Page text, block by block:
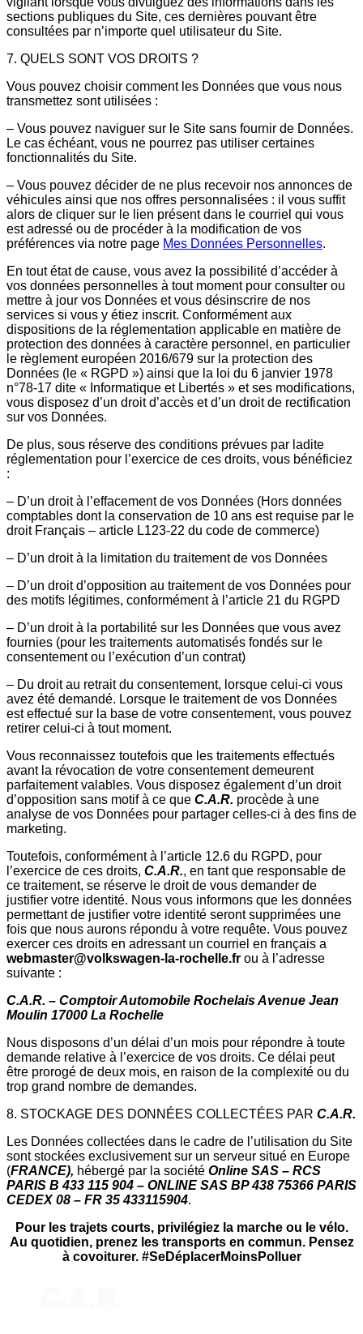
sections publiques du Site, ces dernières pouvant être
consultées par n’importe quel utilisateur du Site.
7. QUELS SONT VOS DROITS ?
Vous pouvez choisir comment les Données que vous nous
transmettez sont utilisées :
– Vous pouvez naviguer sur le Site sans fournir de Données.
Le cas échéant, vous ne pourrez pas utiliser certaines
fonctionnalités du Site.
– Vous pouvez décider de ne plus recevoir nos annonces de
véhicules ainsi que nos offres personnalisées : il vous suffit
alors de cliquer sur le lien présent dans le courriel qui vous
est adressé ou de procéder à la modification de vos
préférences via notre page Mes Données Personnelles.
En tout état de cause, vous avez la possibilité d’accéder à
vos données personnelles à tout moment pour consulter ou
mettre à jour vos Données et vous désinscrire de nos
services si vous y étiez inscrit. Conformément aux
dispositions de la réglementation applicable en matière de
protection des données à caractère personnel, en particulier
le règlement européen 2016/679 sur la protection des
Données (le « RGPD ») ainsi que la loi du 6 janvier 1978
n°78-17 dite « Informatique et Libertés » et ses modifications,
vous disposez d’un droit d’accès et d’un droit de rectification
sur vos Données.
De plus, sous réserve des conditions prévues par ladite
réglementation pour l’exercice de ces droits, vous bénéficiez
:
– D’un droit à l’effacement de vos Données (Hors données
comptables dont la conservation de 10 ans est requise par le
droit Français – article L123-22 du code de commerce)
– D’un droit à la limitation du traitement de vos Données
– D’un droit d’opposition au traitement de vos Données pour
des motifs légitimes, conformément à l’article 21 du RGPD
– D’un droit à la portabilité sur les Données que vous avez
fournies (pour les traitements automatisés fondés sur le
consentement ou l’exécution d’un contrat)
– Du droit au retrait du consentement, lorsque celui-ci vous
avez été demandé. Lorsque le traitement de vos Données
est effectué sur la base de votre consentement, vous pouvez
retirer celui-ci à tout moment.
Vous reconnaissez toutefois que les traitements effectués
avant la révocation de votre consentement demeurent
parfaitement valables. Vous disposez également d’un droit
d’opposition sans motif à ce que C.A.R. procède à une
analyse de vos Données pour partager celles-ci à des fins de
marketing.
Toutefois, conformément à l’article 12.6 du RGPD, pour
l’exercice de ces droits, C.A.R., en tant que responsable de
ce traitement, se réserve le droit de vous demander de
justifier votre identité. Nous vous informons que les données
permettant de justifier votre identité seront supprimées une
fois que nous aurons répondu à votre requête. Vous pouvez
exercer ces droits en adressant un courriel en français a
webmaster@volkswagen-la-rochelle.fr ou à l’adresse
suivante :
C.A.R. – Comptoir Automobile Rochelais Avenue Jean
Moulin 17000 La Rochelle
Nous disposons d’un délai d’un mois pour répondre à toute
demande relative à l’exercice de vos droits. Ce délai peut
être prorogé de deux mois, en raison de la complexité ou du
trop grand nombre de demandes.
8. STOCKAGE DES DONNÉES COLLECTÉES PAR C.A.R.
Les Données collectées dans le cadre de l’utilisation du Site
sont stockées exclusivement sur un serveur situé en Europe
(FRANCE), hébergé par la société Online SAS – RCS
PARIS B 433 115 904 – ONLINE SAS BP 438 75366 PARIS
CEDEX 08 – FR 35 433115904.
Pour les trajets courts, privilégiez la marche ou le vélo.
Au quotidien, prenez les transports en commun. Pensez
à covoiturer. #SeDéplacerMoinsPolluer